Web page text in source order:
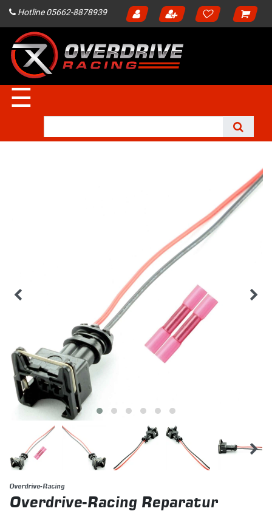
Hotline 05662-8878939
☰
Overdrive-Racing
Overdrive-Racing Reparatur